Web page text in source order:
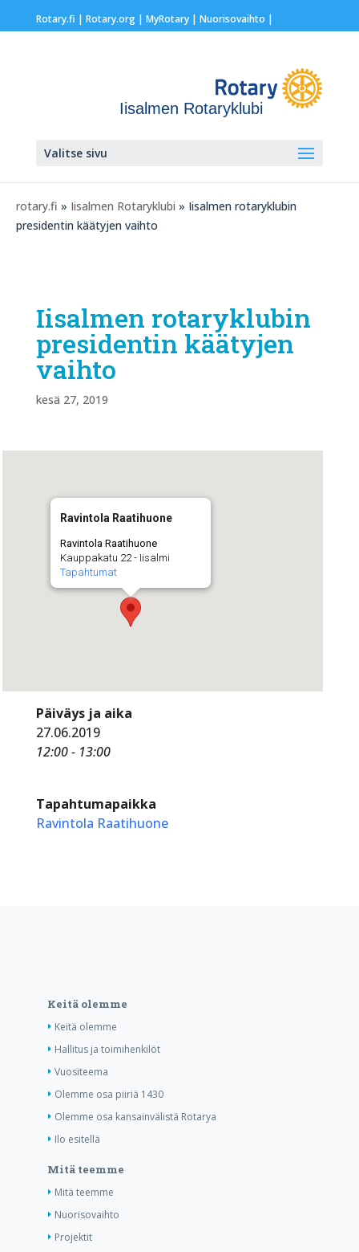
Rotary.fi | Rotary.org| MyRotary | Nuorisovaihto |
Iisalmen Rotaryklubi
Valitse sivu
rotary.fi » Iisalmen Rotaryklubi » Iisalmen rotaryklubin
presidentin käätyjen vaihto
Iisalmen rotaryklubin
presidentin käätyjen
vaihto
kesä 27, 2019
Ravintola Raatihuone
Ravintola Raatihuone
Kauppakatu 22 - Iisalmi
Tapahtumat
Päiväys ja aika
27.06.2019
12:00 - 13:00
Tapahtumapaikka
Ravintola Raatihuone
Keitä olemme
Keitä olemme
Hallitus ja toimihenkilöt
Vuositeema
Olemme osa piiriä 1430
Olemme osa kansainvälistä Rotarya
Ilo esitellä
Mitä teemme
Mitä teemme
Nuorisovaihto
Projektit